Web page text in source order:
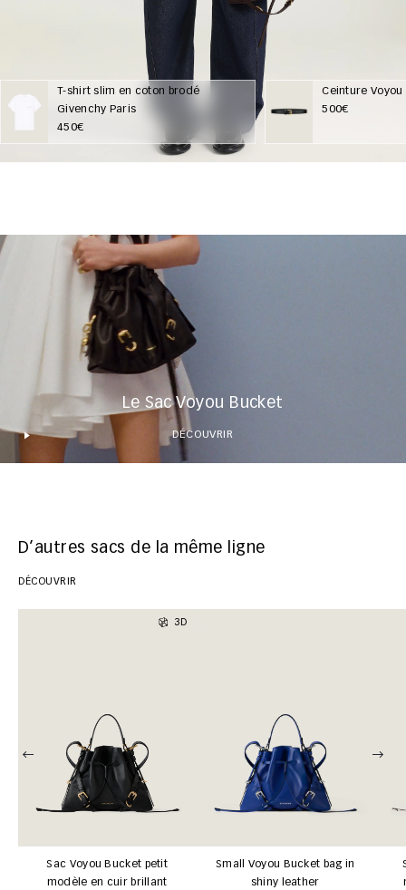
T-shirt slim en coton brodé
Givenchy Paris
450€
Ceinture
500€
Le Sac Voyou Bucket
DÉCOUVRIR
D’autres sacs de la même ligne
DÉCOUVRIR
3D
Sac Voyou Bucket petit
modèle en cuir brillant
Small Voyou Bucket bag in
shiny leather